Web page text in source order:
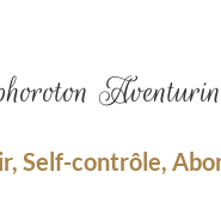
Self-contrôle,